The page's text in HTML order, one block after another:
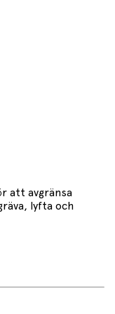
att avgränsa
lyfta och